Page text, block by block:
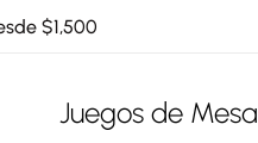
$1,500
Juegos de Mesa